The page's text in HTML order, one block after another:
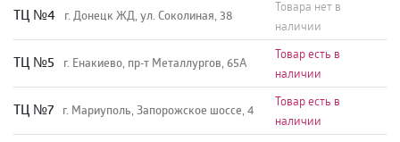
TЦ №4 г. Донецк ЖД, ул. Соколиная, 38
Товара нет в
наличии
TЦ №5 г. Енакиево, пр-т Металлургов, 65А
Товар есть в
наличии
ТЦ №7 г. Мариуполь, Запорожское шоссе, 4
Товар есть в
наличии